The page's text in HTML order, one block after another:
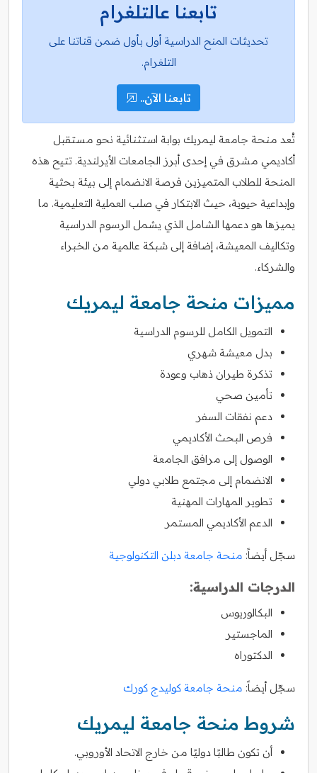
تابعنا عالتلغرام
تحديثات المنح الدراسية أول بأول ضمن قناتنا على
التلغرام.
تابعنا الآن..
تُعد منحة جامعة ليمريك بوابة استثنائية نحو مستقبل
أكاديمي مشرق في إحدى أبرز الجامعات الأيرلندية. تتيح هذه
المنحة للطلاب المتميزين فرصة الانضمام إلى بيئة بحثية
وإبداعية حيوية، حيث الابتكار في صلب العملية التعليمية. ما
يميزها هو دعمها الشامل الذي يشمل الرسوم الدراسية
وتكاليف المعيشة، إضافة إلى شبكة عالمية من الخبراء
والشركاء.
مميزات منحة جامعة ليمريك
التمويل الكامل للرسوم الدراسية
بدل معيشة شهري
تذكرة طيران ذهاب وعودة
تأمين صحي
دعم نفقات السفر
فرص البحث الأكاديمي
الوصول إلى مرافق الجامعة
الانضمام إلى مجتمع طلابي دولي
تطوير المهارات المهنية
الدعم الأكاديمي المستمر
سجّل أيضاً: منحة جامعة دبلن التكنولوجية
الدرجات الدراسية:
البكالوريوس
الماجستير
الدكتوراه
سجّل أيضاً: منحة جامعة كوليدج كورك
شروط منحة جامعة ليمريك
أن تكون طالبًا دوليًا من خارج الاتحاد الأوروبي.